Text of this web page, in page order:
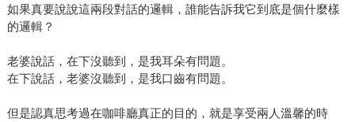
如果真要說說這兩段對話的邏輯，誰能告訴我它到底是個什麼樣
的邏輯？
老婆說話，在下沒聽到，是我耳朵有問題。
在下說話，老婆沒聽到，是我口齒有問題。
但是認真思考過在咖啡廳真正的目的，就是享受兩人溫馨的時